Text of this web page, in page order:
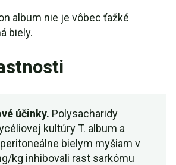
album nie je vôbec ťažké
biely.
účinky. Polysacharidy
kultúry T. album a
bielym myšiam v
kg inhibovali rast sarkómu